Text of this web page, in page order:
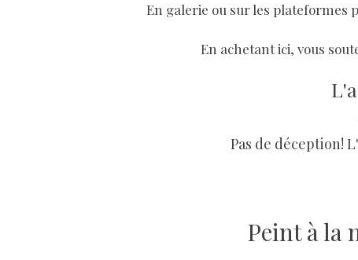
En galerie ou sur les plateformes
En achetant ici, vous
Pas de déception!
Peint à la